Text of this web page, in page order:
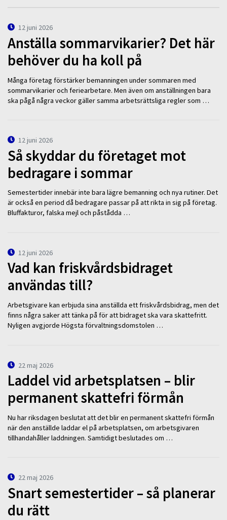
12 juni 2026
Anställa sommarvikarier? Det här
behöver du ha koll på
Många företag förstärker bemanningen under sommaren med
sommarvikarier och feriearbetare. Men även om anställningen bara
ska pågå några veckor gäller samma arbetsrättsliga regler som …
12 juni 2026
Så skyddar du företaget mot
bedragare i sommar
Semestertider innebär inte bara lägre bemanning och nya rutiner. Det
är också en period då bedragare passar på att rikta in sig på företag.
Bluffakturor, falska mejl och påstådda …
12 juni 2026
Vad kan friskvårdsbidraget
användas till?
Arbetsgivare kan erbjuda sina anställda ett friskvårdsbidrag, men det
finns några saker att tänka på för att bidraget ska vara skattefritt.
Nyligen avgjorde Högsta förvaltningsdomstolen …
22 maj 2026
Laddel vid arbetsplatsen – blir
permanent skattefri förmån
Nu har riksdagen beslutat att det blir en permanent skattefri förmån
när den anställde laddar el på arbetsplatsen, om arbetsgivaren
tillhandahåller laddningen. Samtidigt beslutades om …
22 maj 2026
Snart semestertider – så planerar
du rätt